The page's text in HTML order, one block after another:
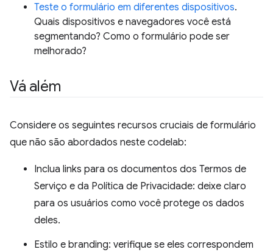
Teste o formulário em diferentes dispositivos.
Quais dispositivos e navegadores você está
segmentando? Como o formulário pode ser
melhorado?
Vá além
Considere os seguintes recursos cruciais de formulário
que não são abordados neste codelab:
Inclua links para os documentos dos Termos de
Serviço e da Política de Privacidade: deixe claro
para os usuários como você protege os dados
deles.
Estilo e branding: verifique se eles correspondem